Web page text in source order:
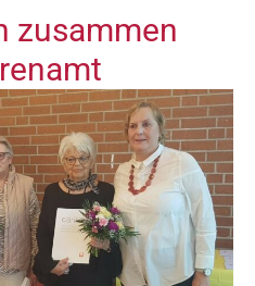
zusammen